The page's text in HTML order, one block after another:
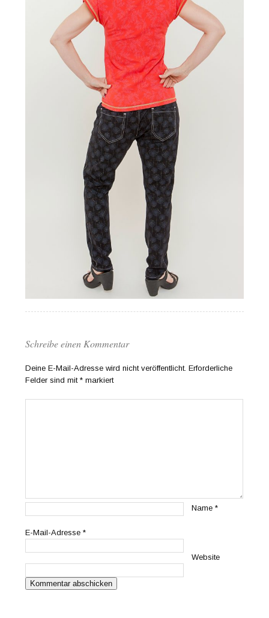
Schreibe einen Kommentar
Deine E-Mail-Adresse wird nicht veröffentlicht. Erforderliche
Felder sind mit* markiert
Name*
E-Mail-Adresse*
Website